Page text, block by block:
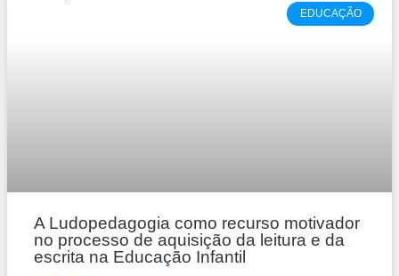
EDUCAÇÃO
A Ludopedagogia como recurso motivador
no processo de aquisição da leitura e da
escrita na Educação Infantil